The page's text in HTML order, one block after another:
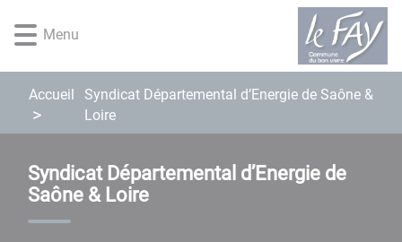
d'accès
rapide
au
menu
d'accès
rapide
au
contenu
principal
d'accès
rapide
à
recherche
d'accès
rapide
au
page
Menu
Accueil
Syndicat Départemental d’Energie de Saône &
Loire
Syndicat Départemental d’Energie de
Saône & Loire